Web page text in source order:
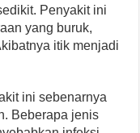
Penyakit ini
yang buruk,
itik menjadi
ini sebenarnya
Beberapa jenis